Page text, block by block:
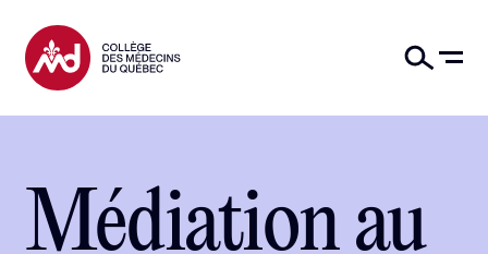
Médiation au